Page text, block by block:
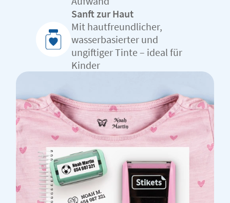
Sanft zur Haut
Mit hautfreundlicher,
wasserbasierter und
ungiftiger Tinte – ideal für
Kinder